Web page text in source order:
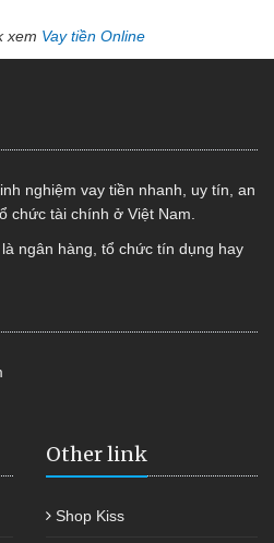
xem Vay tiền Online
nghiệm vay tiền nhanh, uy tín, an
chức tài chính ở Việt Nam.
ngân hàng, tổ chức tín dụng hay
Other link
Shop Kiss